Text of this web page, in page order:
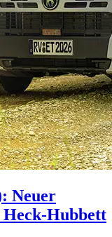
Neuer
Hubbett